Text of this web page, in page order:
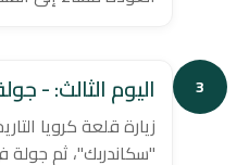
3 اليوم الثالث: -
زيارة قلعة كرويا
"سكاندربك"، ثم